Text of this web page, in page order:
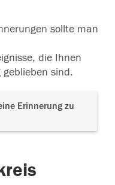
sollte man
die Ihnen
sind.
Erinnerung zu